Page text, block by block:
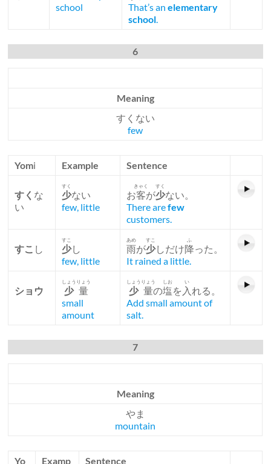
school
That’s anelementary
school.
6
Meaning
すくない
few
Yomi Example Sentence
すく な
い
少
すく
ない
few, little
お客
きゃく
が少
すく
ない。
There arefew
customers.
すこ し 少
すこ
し
few, little
雨
あめ
が少
すこ
しだけ降
ふ
った。
It rained a little.
ショウ 少量
しょうりょう
small
amount
少量
しょうりょう
の塩
しお
を 入
い
れる。
Add small amount of
salt.
7
Meaning
やま
mountain
Yo
Examp
Sentence